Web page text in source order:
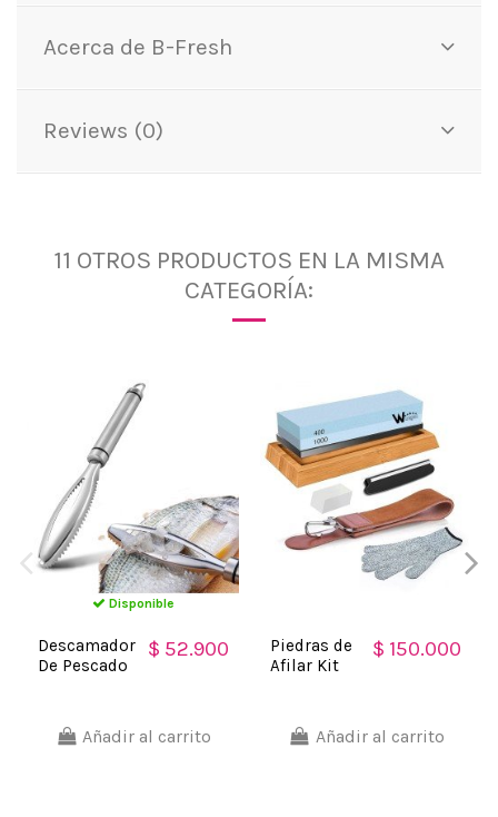
Acerca de B-Fresh
Reviews (0)
11 OTROS PRODUCTOS EN LA MISMA
CATEGORÍA:
Disponible
Descamador
De Pescado
Escamas de
Lujo
$ 52.900
Añadir al carrito
Piedras de
Afilar Kit
afilado de
cuchillos
$ 150.000
Añadir al carrito